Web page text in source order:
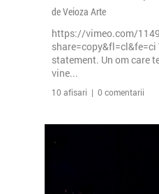
de Veioza Arte
https://vimeo.com/
share=copy&fl=cl&fe=ci
statement. Un om care
vine...
10 afisari | 0 comentarii